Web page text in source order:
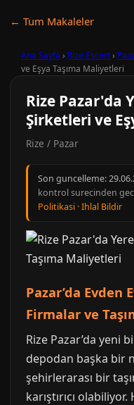
← Tum Makaleler
Ana Sayfa › Rize Escort›
ve Eşya Taşıma Maliyetleri
Rize Pazar'da
Şirketleri ve
Rize / Pazar
Son guncelleme:
kontrol surecinden
Politikasi ·Ihlal Bildir
Pazar’da Evden
Firmalar ve
Rize Pazar’da yeni
depodan başka bir
şehirlerarası bir
karıştırıcı